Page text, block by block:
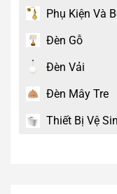
Phụ Kiện Và
Đèn Gỗ
Đèn Vải
Đèn Mây Tre
Thiết Bị Vệ